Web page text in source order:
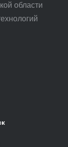
области